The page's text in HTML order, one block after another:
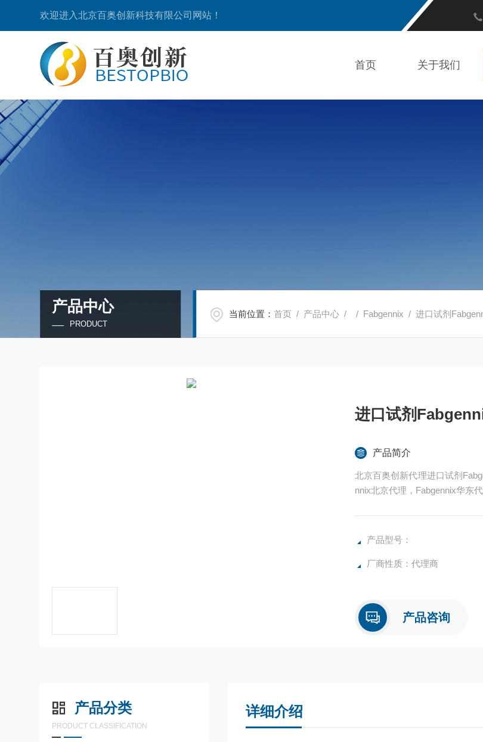
欢迎进入北京百奥创新科技有限公司网站！
首页 关于我们
产品中心
PRODUCT
当前位置：首页 / 产品中心 / / Fabgennix / 进口试剂
进口试剂
产品简介
北京百奥创新代理进口试剂
nnix北京代理，Fabgennix华东
产品型号：
厂商性质：代理商
产品咨询
产品分类
PRODUCT CLASSIFICATION
详细介绍